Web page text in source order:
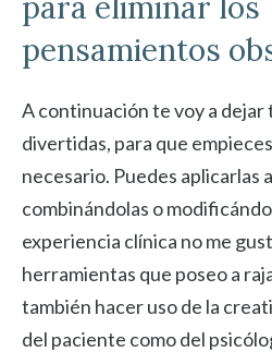
pensamientos
A continuación te voy a
divertidas, para que
necesario. Puedes aplicarlas
combinándolas o
experiencia clínica no me
herramientas que poseo a
también hacer uso de la
del paciente como del